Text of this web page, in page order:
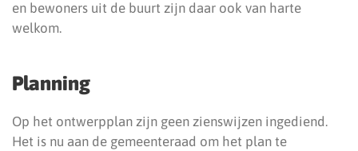
en bewoners uit de buurt zijn daar ook van harte
welkom.
Planning
Op het ontwerpplan zijn geen zienswijzen ingediend.
Het is nu aan de gemeenteraad om het plan te